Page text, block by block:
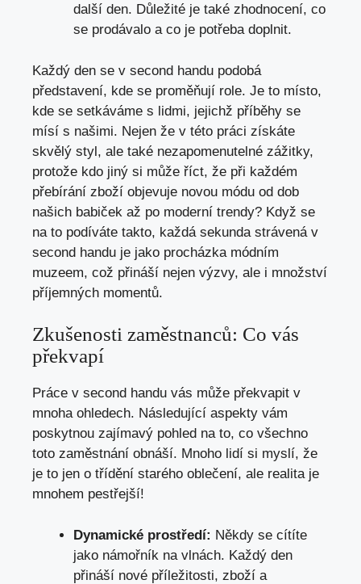
další den. Důležité je také zhodnocení, co
se prodávalo a co je potřeba doplnit.
Každý den se v second handu podobá
představení, kde se proměňují role. Je to místo,
kde se setkáváme s lidmi, jejichž příběhy se
mísí s našimi. Nejen že v této práci získáte
skvělý styl, ale také nezapomenutelné zážitky,
protože kdo jiný si může říct, že při každém
přebírání zboží objevuje novou módu od dob
našich babiček až po moderní trendy? Když se
na to podíváte takto, každá sekunda strávená v
second handu je jako procházka módním
muzeem, což přináší nejen výzvy, ale i množství
příjemných momentů.
Zkušenosti zaměstnanců: Co vás
překvapí
Práce v second handu vás může překvapit v
mnoha ohledech. Následující aspekty vám
poskytnou zajímavý pohled na to, co všechno
toto zaměstnání obnáší. Mnoho lidí si myslí, že
je to jen o třídění starého oblečení, ale realita je
mnohem pestřejší!
Dynamické prostředí: Někdy se cítíte
jako námořník na vlnách. Každý den
přináší nové příležitosti, zboží a